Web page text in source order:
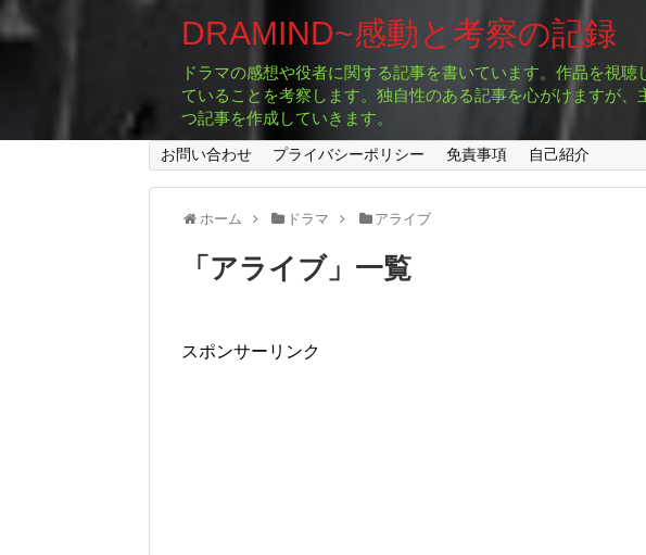
DRAMIND~感動と考察の記録
ドラマの感想や役者に関する記事を書いています。作品を視
ていることを考察します。独自性のある記事を心がけますが
つ記事を作成していきます。
お問い合わせ プライバシーポリシー 免責事項 自己紹介
ホーム ドラマ アライブ
「 アライブ」 一覧
スポンサーリンク